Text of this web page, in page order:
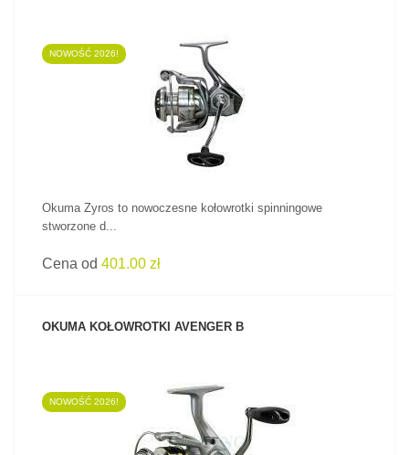
NOWOŚĆ 2026!
ZOBACZ PRODUKT
Okuma Zyros to nowoczesne kołowrotki spinningowe
stworzone d...
Cena od 401.00 zł
OKUMA KOŁOWROTKI AVENGER B
NOWOŚĆ 2026!
ZOBACZ PRODUKT